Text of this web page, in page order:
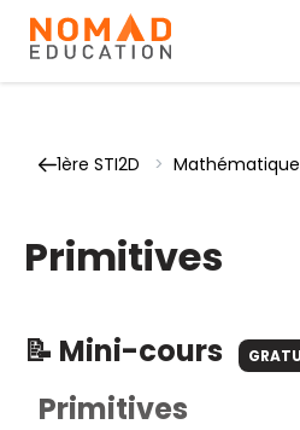
1ère STI2D >
Primitives
📝 Mini-cours
Primitives